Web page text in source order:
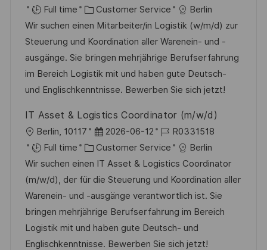
o
c
a
t
i
o
o
s
t
e
d
D
t
e
o
b
I
d
Full time
C
a
t
e
g
o
y
Customer Service
Berlin
Wir suchen einen Mitarbeiter/in Logistik (w/m/d) zur
Steuerung und Koordination aller Warenein- und -
ausgänge. Sie bringen mehrjährige Berufserfahrung
im Bereich Logistik mit und haben gute Deutsch-
und Englischkenntnisse. Bewerben Sie sich jetzt!
IT Asset & Logistics Coordinator (m/w/d)
L
o
c
a
t
i
o
n
Berlin, 10117
P
o
s
t
e
d
D
a
2026-06-12
J
o
b
I
d
R0331518
Full time
C
a
t
e
g
o
r
Customer Service
Berlin
Wir suchen einen IT Asset & Logistics Coordinator
(m/w/d), der für die Steuerung und Koordination aller
Warenein- und -ausgänge verantwortlich ist. Sie
bringen mehrjährige Berufserfahrung im Bereich
Logistik mit und haben gute Deutsch- und
Englischkenntnisse. Bewerben Sie sich jetzt!